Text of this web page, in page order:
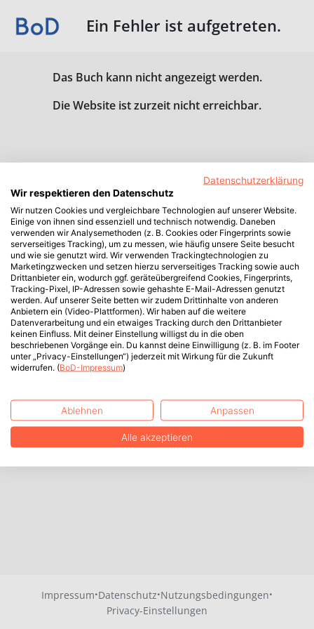
Ein Fehler ist aufgetreten.
Das Buch kann nicht angezeigt werden.
Die Website ist zurzeit nicht erreichbar.
Impressum·Datenschutz·Nutzungsbedingungen·
Privacy-Einstellungen
Datenschutzerklärung
Wir respektieren den Datenschutz
Wir nutzen Cookies und vergleichbare Technologien auf unserer Website.
Einige von ihnen sind essenziell und technisch notwendig. Daneben
verwenden wir Analysemethoden (z. B. Cookies oder Fingerprints sowie
serverseitiges Tracking), um zu messen, wie häufig unsere Seite besucht
und wie sie genutzt wird. Wir verwenden Trackingtechnologien zu
Marketingzwecken und setzen hierzu serverseitiges Tracking sowie auch
Drittanbieter ein, wodurch ggf. geräteübergreifend Cookies, Fingerprints,
Tracking-Pixel, IP-Adressen sowie gehashte E-Mail-Adressen genutzt
werden. Auf unserer Seite betten wir zudem Drittinhalte von anderen
Anbietern ein (Video-Plattformen). Wir haben auf die weitere
Datenverarbeitung und ein etwaiges Tracking durch den Drittanbieter
keinen Einfluss. Mit deiner Einstellung willigst du in die oben
beschriebenen Vorgänge ein. Du kannst deine Einwilligung (z. B. im Footer
unter „Privacy-Einstellungen“) jederzeit mit Wirkung für die Zukunft
widerrufen. (BoD-Impressum)
Ablehnen Anpassen
Alle akzeptieren